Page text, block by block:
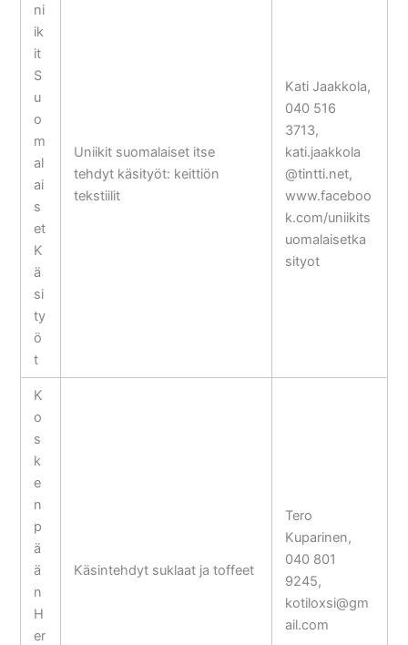
ni
ik
it
S
u
o
m
al
ai
s
et
K
ä
si
ty
ö
t
Uniikit suomalaiset itse
tehdyt käsityöt: keittiön
tekstiilit
Kati Jaakkola,
040 516
3713,
kati.jaakkola
@tintti.net,
www.faceboo
k.com/uniikits
uomalaisetka
sityot
K
o
s
k
e
n
p
ä
ä
n
H
er
Käsintehdyt suklaat ja toffeet
Tero
Kuparinen,
040 801
9245,
kotiloxsi@gm
ail.com